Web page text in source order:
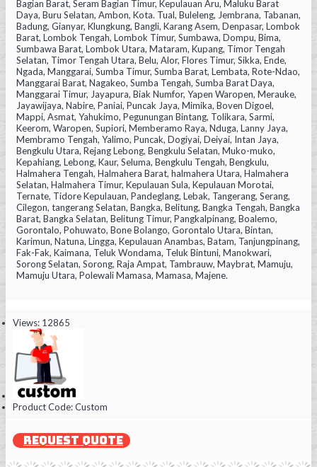
Bagian Barat, Seram Bagian Timur, Kepulauan Aru, Maluku Barat
Daya, Buru Selatan, Ambon, Kota. Tual, Buleleng, Jembrana, Tabanan,
Badung, Gianyar, Klungkung, Bangli, Karang Asem, Denpasar, Lombok
Barat, Lombok Tengah, Lombok Timur, Sumbawa, Dompu, Bima,
Sumbawa Barat, Lombok Utara, Mataram, Kupang, Timor Tengah
Selatan, Timor Tengah Utara, Belu, Alor, Flores Timur, Sikka, Ende,
Ngada, Manggarai, Sumba Timur, Sumba Barat, Lembata, Rote-Ndao,
Manggarai Barat, Nagakeo, Sumba Tengah, Sumba Barat Daya,
Manggarai Timur, Jayapura, Biak Numfor, Yapen Waropen, Merauke,
Jayawijaya, Nabire, Paniai, Puncak Jaya, Mimika, Boven Digoel,
Mappi, Asmat, Yahukimo, Pegunungan Bintang, Tolikara, Sarmi,
Keerom, Waropen, Supiori, Memberamo Raya, Nduga, Lanny Jaya,
Membramo Tengah, Yalimo, Puncak, Dogiyai, Deiyai, Intan Jaya,
Bengkulu Utara, Rejang Lebong, Bengkulu Selatan, Muko-muko,
Kepahiang, Lebong, Kaur, Seluma, Bengkulu Tengah, Bengkulu,
Halmahera Tengah, Halmahera Barat, halmahera Utara, Halmahera
Selatan, Halmahera Timur, Kepulauan Sula, Kepulauan Morotai,
Ternate, Tidore Kepulauan, Pandeglang, Lebak, Tangerang, Serang,
Cilegon, tangerang Selatan, Bangka, Belitung, Bangka Tengah, Bangka
Barat, Bangka Selatan, Belitung Timur, Pangkalpinang, Boalemo,
Gorontalo, Pohuwato, Bone Bolango, Gorontalo Utara, Bintan,
Karimun, Natuna, Lingga, Kepulauan Anambas, Batam, Tanjungpinang,
Fak-Fak, Kaimana, Teluk Wondama, Teluk Bintuni, Manokwari,
Sorong Selatan, Sorong, Raja Ampat, Tambrauw, Maybrat, Mamuju,
Mamuju Utara, Polewali Mamasa, Mamasa, Majene.
Views: 12865
Product Code:Custom
REQUEST QUOTE